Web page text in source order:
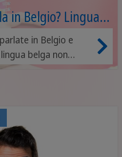
in Belgio? Lingua
in Belgio e
belga non
si parla in Belgio?
qual è o quali
quelle parlate nel